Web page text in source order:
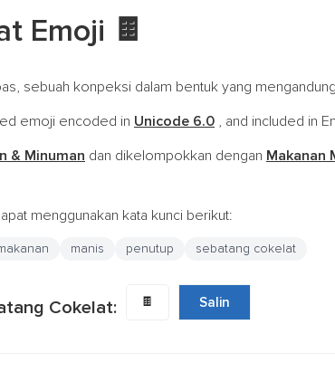
Emoji 🍫
sebuah konpeksi dalam bentuk yang
emoji encoded in Unicode 6.0 , and included in
& Minuman dan dikelompokkan dengan Makanan
menggunakan kata kunci berikut:
manis penutup sebatang cokelat
Cokelat: 🍫 Salin